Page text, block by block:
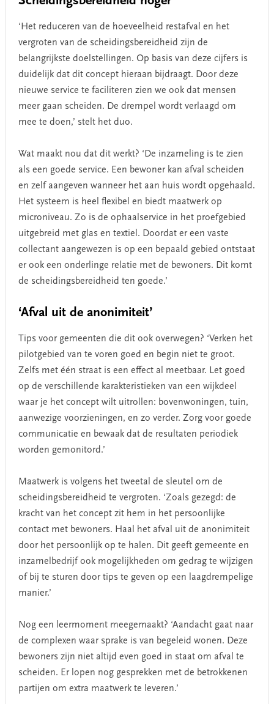
‘Het reduceren van de hoeveelheid restafval en het
vergroten van de scheidingsbereidheid zijn de
belangrijkste doelstellingen. Op basis van deze cijfers is
duidelijk dat dit concept hieraan bijdraagt. Door deze
nieuwe service te faciliteren zien we ook dat mensen
meer gaan scheiden. De drempel wordt verlaagd om
mee te doen,’ stelt het duo.
Wat maakt nou dat dit werkt? ‘De inzameling is te zien
als een goede service. Een bewoner kan afval scheiden
en zelf aangeven wanneer het aan huis wordt opgehaald.
Het systeem is heel flexibel en biedt maatwerk op
microniveau. Zo is de ophaalservice in het proefgebied
uitgebreid met glas en textiel. Doordat er een vaste
collectant aangewezen is op een bepaald gebied ontstaat
er ook een onderlinge relatie met de bewoners. Dit komt
de scheidingsbereidheid ten goede.’
‘Afval uit de anonimiteit’
Tips voor gemeenten die dit ook overwegen? ‘Verken het
pilotgebied van te voren goed en begin niet te groot.
Zelfs met één straat is een effect al meetbaar. Let goed
op de verschillende karakteristieken van een wijkdeel
waar je het concept wilt uitrollen: bovenwoningen, tuin,
aanwezige voorzieningen, en zo verder. Zorg voor goede
communicatie en bewaak dat de resultaten periodiek
worden gemonitord.’
Maatwerk is volgens het tweetal de sleutel om de
scheidingsbereidheid te vergroten. ‘Zoals gezegd: de
kracht van het concept zit hem in het persoonlijke
contact met bewoners. Haal het afval uit de anonimiteit
door het persoonlijk op te halen. Dit geeft gemeente en
inzamelbedrijf ook mogelijkheden om gedrag te wijzigen
of bij te sturen door tips te geven op een laagdrempelige
manier.’
Nog een leermoment meegemaakt? ‘Aandacht gaat naar
de complexen waar sprake is van begeleid wonen. Deze
bewoners zijn niet altijd even goed in staat om afval te
scheiden. Er lopen nog gesprekken met de betrokkenen
partijen om extra maatwerk te leveren.’